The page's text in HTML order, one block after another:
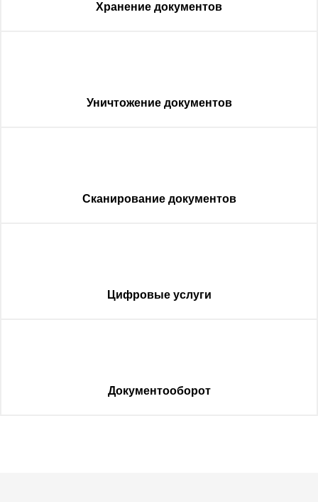
Хранение документов
Уничтожение документов
Сканирование документов
Цифровые услуги
Документооборот